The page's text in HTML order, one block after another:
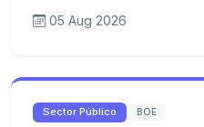
05 Aug 2026
Sector Público BOE